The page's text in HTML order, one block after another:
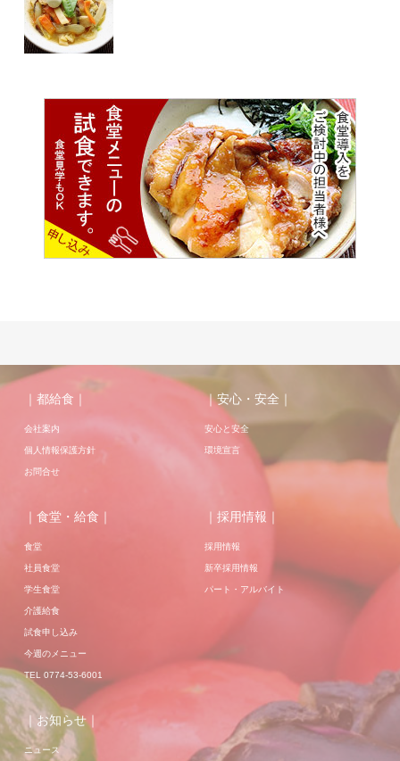
｜都給食｜
会社案内
個人情報保護方針
お問合せ
｜安心・安全｜
安心と安全
環境宣言
｜食堂・給食｜
食堂
社員食堂
学生食堂
介護給食
試食申し込み
今週のメニュー
TEL 0774-53-6001
｜採用情報｜
採用情報
新卒採用情報
パート・アルバイト
｜お知らせ｜
ニュース